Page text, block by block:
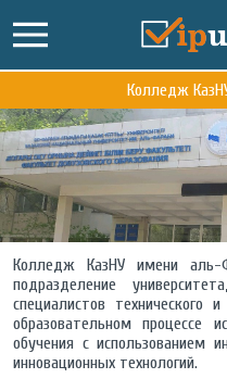
Колледж
Колледж КазНУ имени
подразделение
специалистов технического
образовательном процессе
обучения с использованием
инновационных технологий.